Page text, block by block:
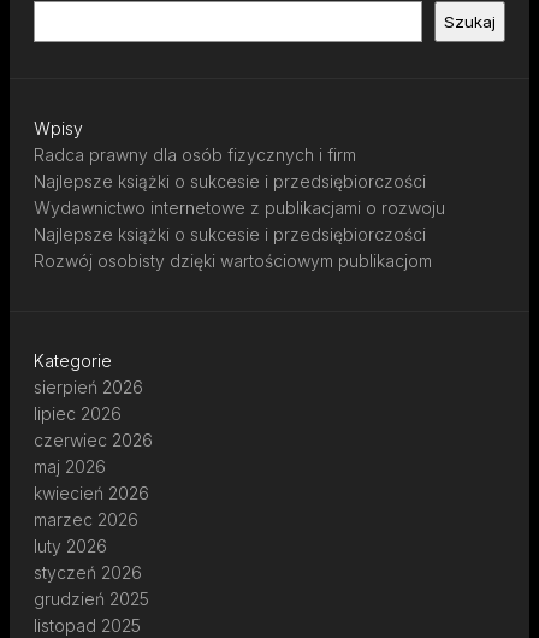
Szukaj
Wpisy
Radca prawny dla osób fizycznych i firm
Najlepsze książki o sukcesie i przedsiębiorczości
Wydawnictwo internetowe z publikacjami o rozwoju
Najlepsze książki o sukcesie i przedsiębiorczości
Rozwój osobisty dzięki wartościowym publikacjom
Kategorie
sierpień 2026
lipiec 2026
czerwiec 2026
maj 2026
kwiecień 2026
marzec 2026
luty 2026
styczeń 2026
grudzień 2025
listopad 2025